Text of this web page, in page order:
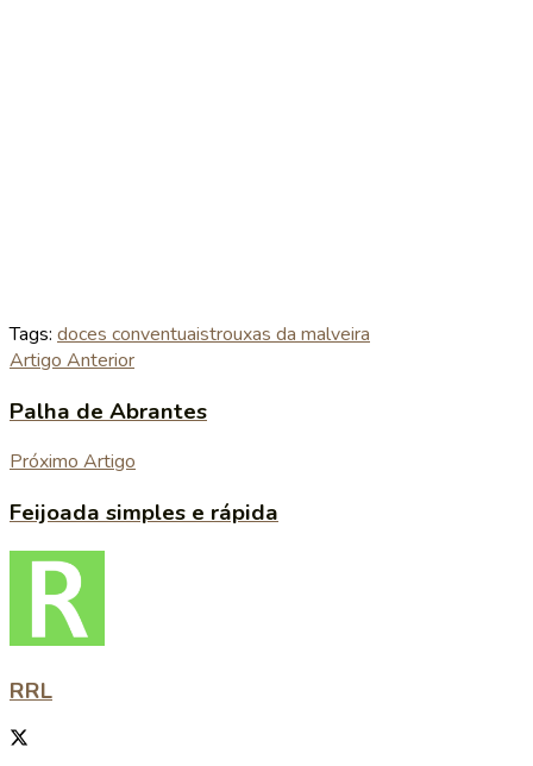
Tags: doces conventuaistrouxas da malveira
Artigo Anterior
Palha de Abrantes
Próximo Artigo
Feijoada simples e rápida
RRL